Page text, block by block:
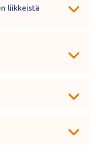
liikkeistä